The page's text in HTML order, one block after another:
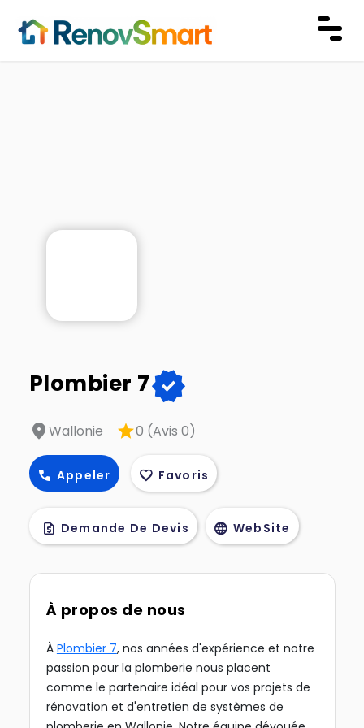
Plombier 7verified
location_onWallonie star0 (Avis 0)
call Appeler favorite Favoris
request_quote Demande De Devis language WebSite
À propos de nous
À Plombier 7, nos années d'expérience et notre
passion pour la plomberie nous placent
comme le partenaire idéal pour vos projets de
rénovation et d'entretien de systèmes de